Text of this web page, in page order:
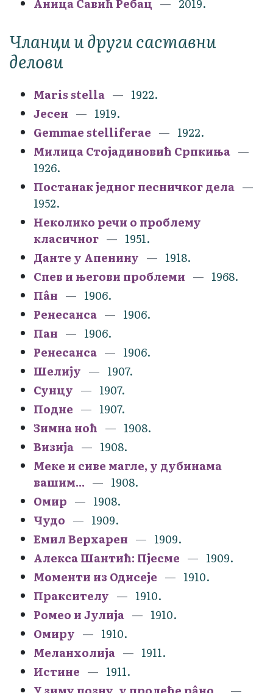
Чланци и други саставни
делови
Maris stella
1922.
Јесен
1919.
Gemmae stelliferae
1922.
Милица Стојадиновић Српкиња
1926.
Постанак једног песничког дела
1952.
Неколико речи о проблему
класичног
1951.
Данте у Апенину
1918.
Спев и његови проблеми
1968.
Пâн
1906.
Ренесанса
1906.
Пан
1906.
Ренесанса
1906.
Шелију
1907.
Сунцу
1907.
Подне
1907.
Зимна ноћ
1908.
Визија
1908.
Меке и сиве магле, у дубинама
вашим...
1908.
Омир
1908.
Чудо
1909.
Емил Верхарен
1909.
Алекса Шантић: Пјесме
1909.
Моменти из Одисеје
1910.
Праксителу
1910.
Ромео и Јулија
1910.
Омиру
1910.
Меланхолија
1911.
Истине
1911.